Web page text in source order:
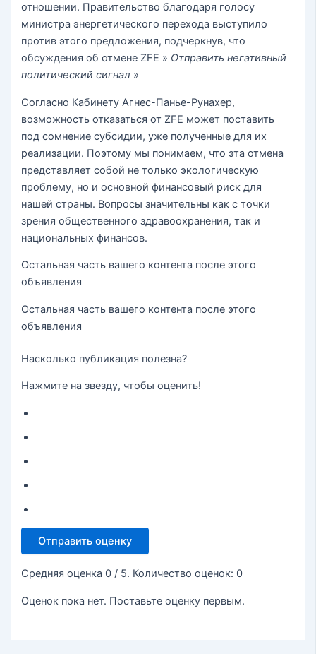
отношении. Правительство благодаря голосу
министра энергетического перехода выступило
против этого предложения, подчеркнув, что
обсуждения об отмене ZFE » Отправить негативный
политический сигнал »
Согласно Кабинету Агнес-Панье-Рунахер,
возможность отказаться от ZFE может поставить
под сомнение субсидии, уже полученные для их
реализации. Поэтому мы понимаем, что эта отмена
представляет собой не только экологическую
проблему, но и основной финансовый риск для
нашей страны. Вопросы значительны как с точки
зрения общественного здравоохранения, так и
национальных финансов.
Остальная часть вашего контента после этого
объявления
Остальная часть вашего контента после этого
объявления
Насколько публикация полезна?
Нажмите на звезду, чтобы оценить!
Отправить оценку
Средняя оценка 0 / 5. Количество оценок: 0
Оценок пока нет. Поставьте оценку первым.